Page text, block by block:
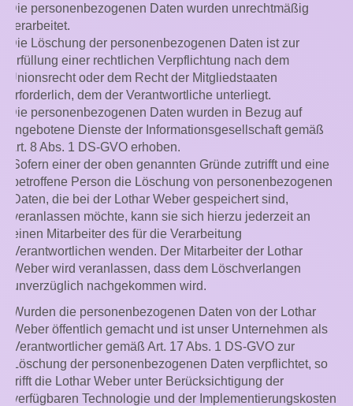
Die personenbezogenen Daten wurden unrechtmäßig
verarbeitet.
Die Löschung der personenbezogenen Daten ist zur
Erfüllung einer rechtlichen Verpflichtung nach dem
Unionsrecht oder dem Recht der Mitgliedstaaten
erforderlich, dem der Verantwortliche unterliegt.
Die personenbezogenen Daten wurden in Bezug auf
angebotene Dienste der Informationsgesellschaft gemäß
Art. 8 Abs. 1 DS-GVO erhoben.
Sofern einer der oben genannten Gründe zutrifft und eine
betroffene Person die Löschung von personenbezogenen
Daten, die bei der Lothar Weber gespeichert sind,
veranlassen möchte, kann sie sich hierzu jederzeit an
einen Mitarbeiter des für die Verarbeitung
Verantwortlichen wenden. Der Mitarbeiter der Lothar
Weber wird veranlassen, dass dem Löschverlangen
unverzüglich nachgekommen wird.
Wurden die personenbezogenen Daten von der Lothar
Weber öffentlich gemacht und ist unser Unternehmen als
Verantwortlicher gemäß Art. 17 Abs. 1 DS-GVO zur
Löschung der personenbezogenen Daten verpflichtet, so
trifft die Lothar Weber unter Berücksichtigung der
verfügbaren Technologie und der Implementierungskosten